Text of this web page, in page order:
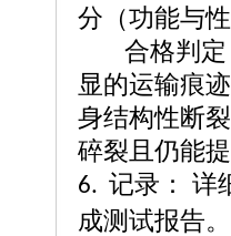
分（功能与
合格判
显的运输痕
身结构性断
碎裂且仍能
6. 记录： 详
成测试报告。